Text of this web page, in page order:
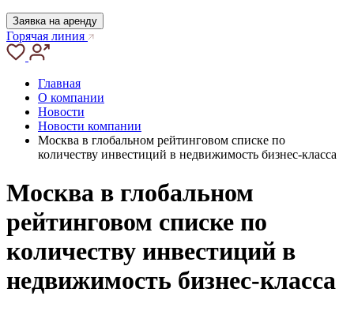
Заявка на аренду
Горячая линия
Главная
О компании
Новости
Новости компании
Москва в глобальном рейтинговом списке по
количеству инвестиций в недвижимость бизнес-класса
Москва в глобальном
рейтинговом списке по
количеству инвестиций в
недвижимость бизнес-класса